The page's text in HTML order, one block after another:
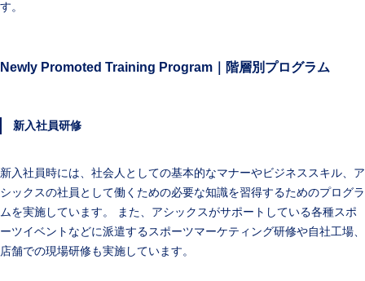
す。
Newly Promoted Training Program｜階層別プログラム
新入社員研修
新入社員時には、社会人としての基本的なマナーやビジネススキル、ア
シックスの社員として働くための必要な知識を習得するためのプログラ
ムを実施しています。 また、アシックスがサポートしている各種スポ
ーツイベントなどに派遣するスポーツマーケティング研修や自社工場、
店舗での現場研修も実施しています。